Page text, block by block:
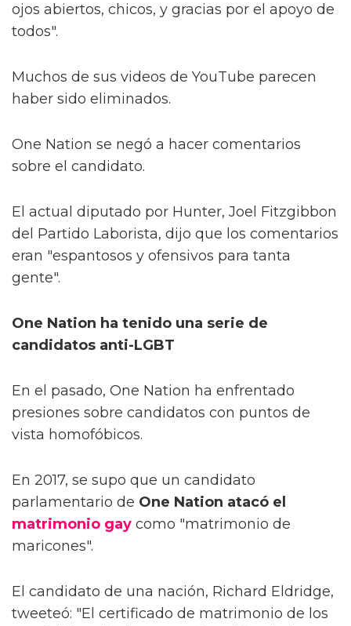
ojos abiertos, chicos, y gracias por el apoyo de
todos".
Muchos de sus videos de YouTube parecen
haber sido eliminados.
One Nation se negó a hacer comentarios
sobre el candidato.
El actual diputado por Hunter, Joel Fitzgibbon
del Partido Laborista, dijo que los comentarios
eran "espantosos y ofensivos para tanta
gente".
One Nation ha tenido una serie de
candidatos anti-LGBT
En el pasado, One Nation ha enfrentado
presiones sobre candidatos con puntos de
vista homofóbicos.
En 2017, se supo que un candidato
parlamentario de One Nation atacó el
matrimonio gay como "matrimonio de
maricones".
El candidato de una nación, Richard Eldridge,
tweeteó: "El certificado de matrimonio de los